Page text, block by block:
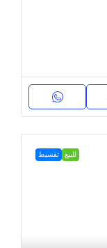
للبيع تقسيط